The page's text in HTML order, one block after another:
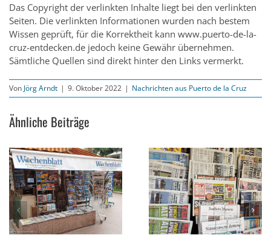
Das Copyright der verlinkten Inhalte liegt bei den verlinkten
Seiten. Die verlinkten Informationen wurden nach bestem
Wissen geprüft, für die Korrektheit kann www.puerto-de-la-
cruz-entdecken.de jedoch keine Gewähr übernehmen.
Sämtliche Quellen sind direkt hinter den Links vermerkt.
Von Jörg Arndt | 9. Oktober 2022 | Nachrichten aus Puerto de la Cruz
Ähnliche Beiträge